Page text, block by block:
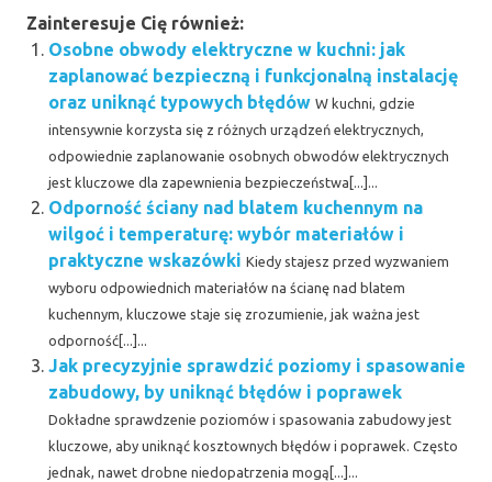
Zainteresuje Cię również:
Osobne obwody elektryczne w kuchni: jak
zaplanować bezpieczną i funkcjonalną instalację
oraz uniknąć typowych błędów W kuchni, gdzie
intensywnie korzysta się z różnych urządzeń elektrycznych,
odpowiednie zaplanowanie osobnych obwodów elektrycznych
jest kluczowe dla zapewnienia bezpieczeństwa[...]...
Odporność ściany nad blatem kuchennym na
wilgoć i temperaturę: wybór materiałów i
praktyczne wskazówki Kiedy stajesz przed wyzwaniem
wyboru odpowiednich materiałów na ścianę nad blatem
kuchennym, kluczowe staje się zrozumienie, jak ważna jest
odporność[...]...
Jak precyzyjnie sprawdzić poziomy i spasowanie
zabudowy, by uniknąć błędów i poprawek
Dokładne sprawdzenie poziomów i spasowania zabudowy jest
kluczowe, aby uniknąć kosztownych błędów i poprawek. Często
jednak, nawet drobne niedopatrzenia mogą[...]...